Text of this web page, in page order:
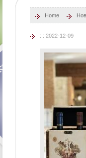
Home
: : 2022-12-09